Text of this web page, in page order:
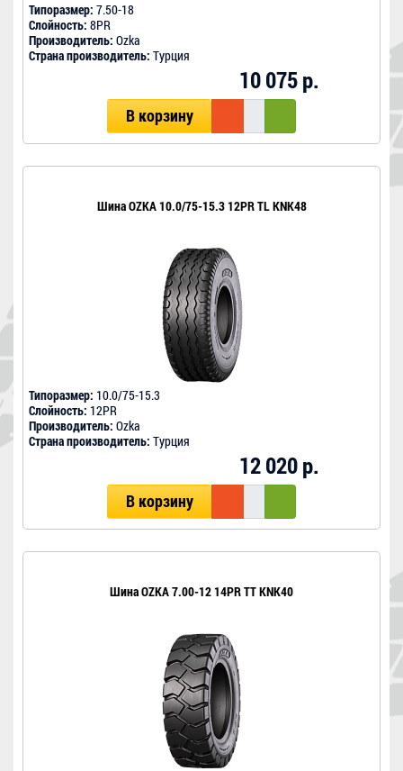
Типоразмер: 7.50-18
Слойность: 8PR
Производитель: Ozka
Страна производитель: Турция
10 075 р.
В корзину
Шина OZKA 10.0/75-15.3 12PR TL KNK48
Типоразмер: 10.0/75-15.3
Слойность: 12PR
Производитель: Ozka
Страна производитель: Турция
12 020 р.
В корзину
Шина OZKA 7.00-12 14PR TT KNK40